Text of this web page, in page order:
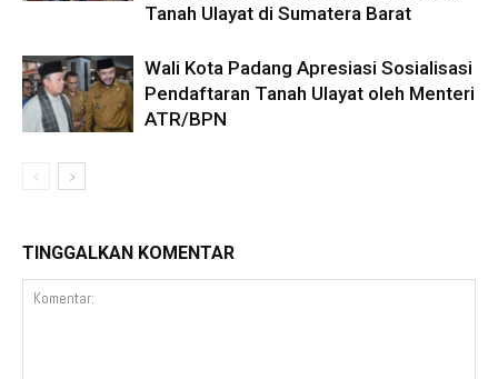
Tanah Ulayat di Sumatera Barat
Wali Kota Padang Apresiasi Sosialisasi
Pendaftaran Tanah Ulayat oleh Menteri
ATR/BPN
TINGGALKAN KOMENTAR